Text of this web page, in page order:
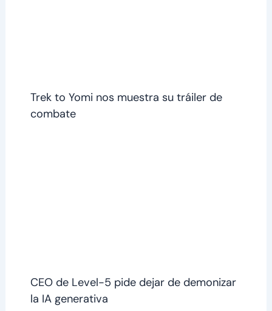
Trek to Yomi nos muestra su tráiler de
combate
CEO de Level-5 pide dejar de demonizar
la IA generativa